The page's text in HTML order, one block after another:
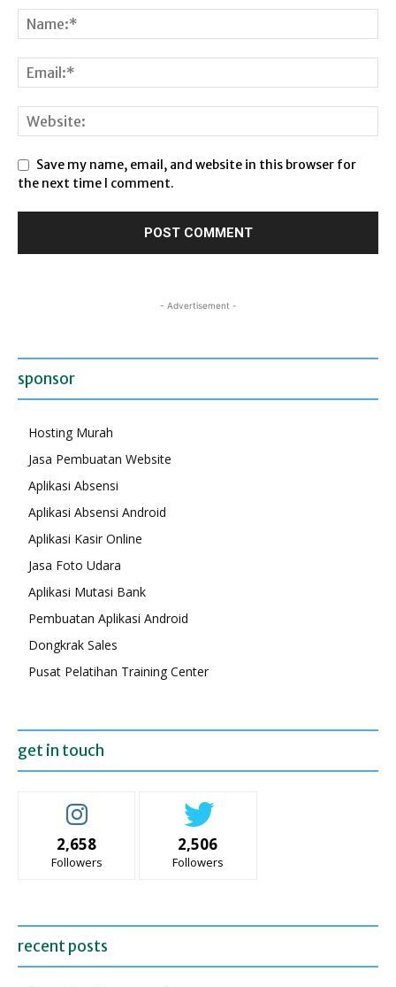
Save my name, email, and website in this browser for
the next time I comment.
- Advertisement -
sponsor
Hosting Murah
Jasa Pembuatan Website
Aplikasi Absensi
Aplikasi Absensi Android
Aplikasi Kasir Online
Jasa Foto Udara
Aplikasi Mutasi Bank
Pembuatan Aplikasi Android
Dongkrak Sales
Pusat Pelatihan Training Center
get in touch
2,658
Followers
2,506
Followers
recent posts